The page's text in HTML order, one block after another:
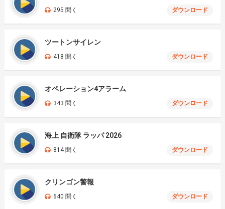
295 聞く ダウンロード
ツートンサイレン
418 聞く ダウンロード
オペレーション4アラーム
343 聞く ダウンロード
海上 自衛隊 ラッパ 2026
814 聞く ダウンロード
クリンゴン警報
640 聞く ダウンロード